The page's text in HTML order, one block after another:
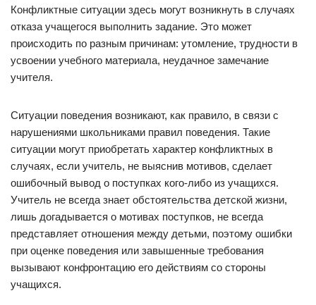
Конфликтные ситуации здесь могут возникнуть в случаях
отказа учащегося выполнить задание. Это может
происходить по разным причинам: утомление, трудности в
усвоении учебного материала, неудачное замечание
учителя.
Ситуации поведения возникают, как правило, в связи с
нарушениями школьниками правил поведения. Такие
ситуации могут приобретать характер конфликтных в
случаях, если учитель, не выяснив мотивов, сделает
ошибочный вывод о поступках кого-либо из учащихся.
Учитель не всегда знает обстоятельства детской жизни,
лишь догадывается о мотивах поступков, не всегда
представляет отношения между детьми, поэтому ошибки
при оценке поведения или завышенные требования
вызывают конфронтацию его действиям со стороны
учащихся.